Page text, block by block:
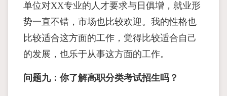
单位对XX专业的人才要求与日俱增，就业形
势一直不错，市场也比较欢迎。我的性格也
比较适合这方面的工作，觉得比较适合自己
的发展，也乐于从事这方面的工作。
问题九：你了解高职分类考试招生吗？